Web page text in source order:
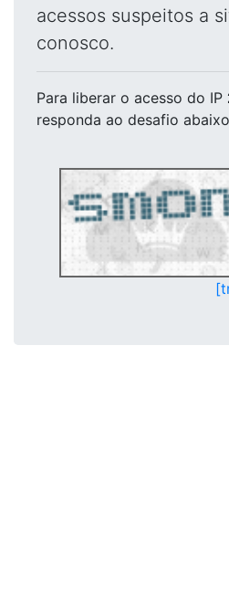
acessos suspeitos a
conosco.
Para liberar o acesso do IP
responda ao desafio